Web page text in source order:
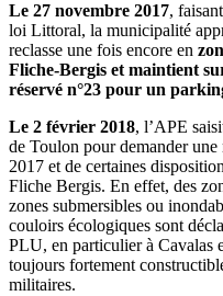
Le 27 novembre 2017,
loi Littoral, la municipalité
reclasse une fois encore en
Fliche-Bergis et maintient
réservé n°23 pour un
Le 2 février 2018, l’APE
de Toulon pour demander
2017 et de certaines
Fliche Bergis. En effet, des
zones submersibles ou
couloirs écologiques sont
PLU, en particulier à Cavalas
toujours fortement
militaires.